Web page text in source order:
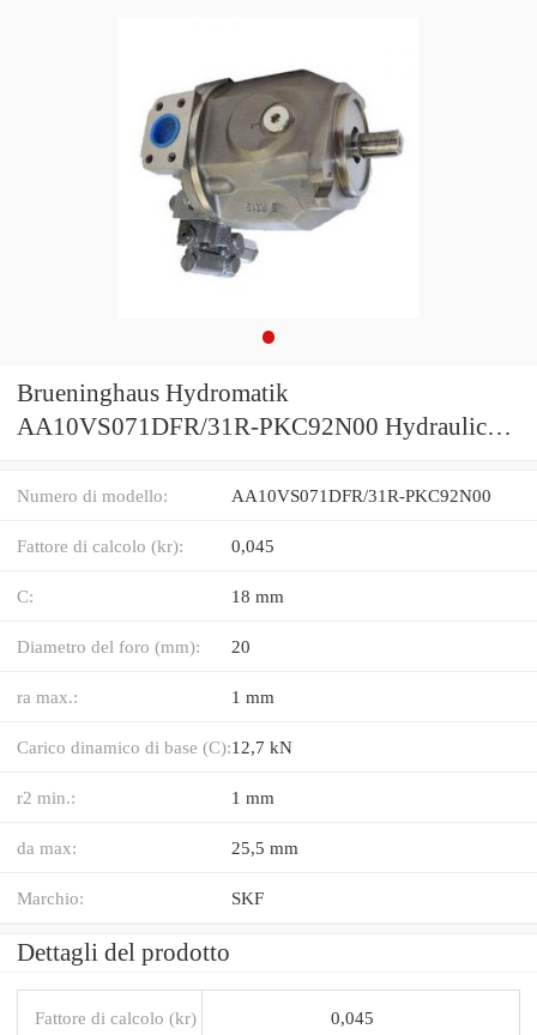
Brueninghaus Hydromatik
AA10VS071DFR/31R-PKC92N00 Hydraulic
Numero di modello: AA10VS071DFR/31R-PKC92N00
Fattore di calcolo (kr): 0,045
C: 18 mm
Diametro del foro (mm): 20
ra max.: 1 mm
Carico dinamico di base (C):12,7 kN
r2 min.: 1 mm
da max: 25,5 mm
Marchio: SKF
Dettagli del prodotto
Fattore di calcolo (kr) 0,045